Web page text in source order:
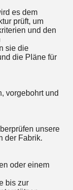
es dem
prüft, um
und den
sie die
die Pläne für
vorgebohrt und
unsere
der Fabrik.
oder einem
bis zur